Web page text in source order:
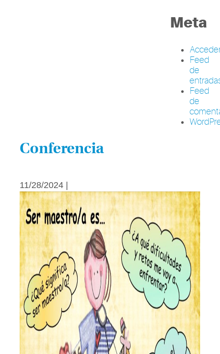
Meta
Feed
de
Feed
de
Conferencia
11/28/2024 |